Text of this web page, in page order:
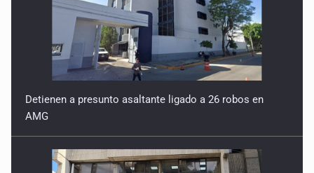
Detienen a presunto asaltante ligado a 26 robos en
AMG